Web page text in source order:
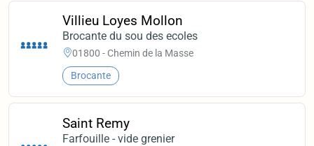
Villieu Loyes Mollon
Brocante du sou des ecoles
01800 - Chemin de la Masse
Brocante
Saint Remy
Farfouille - vide grenier